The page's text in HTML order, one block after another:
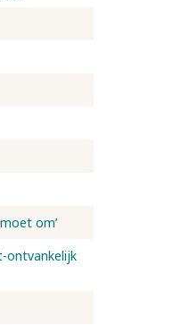
om’
ontvankelijk